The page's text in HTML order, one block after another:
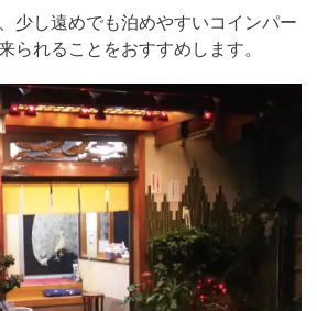
少し遠めでも泊めやすいコインパー
られることをおすすめします。